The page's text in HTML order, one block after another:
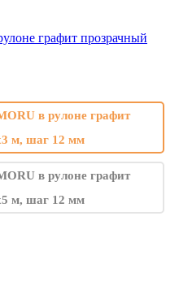
графит прозрачный